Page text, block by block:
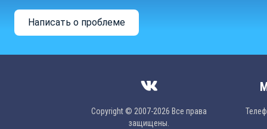
Написать о проблеме
Copyright © 2007-2026 Все права
защищены.